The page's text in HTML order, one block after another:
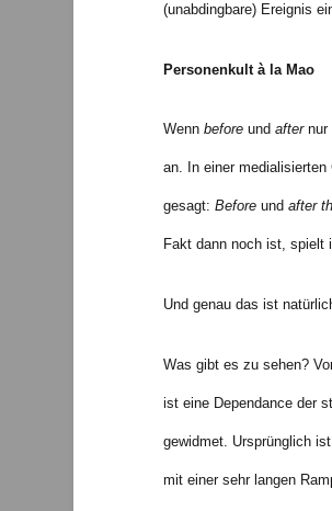
(unabdingbare) Ereignis
Personenkult à la Mao
Wennbeforeund afternur
an. In einer
gesagt: Beforeund after
Fakt dann noch ist, spielt
Und genau das ist
Was gibt es zu sehen?
ist eine Dependance der
gewidmet. Ursprünglich
mit einer sehr langen